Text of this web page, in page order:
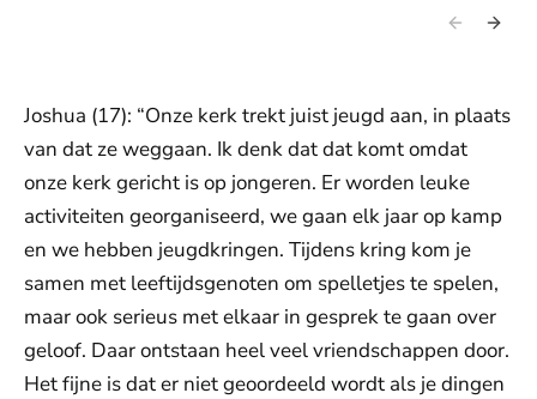
Joshua (17): “Onze kerk trekt juist jeugd aan, in plaats
van dat ze weggaan. Ik denk dat dat komt omdat
onze kerk gericht is op jongeren. Er worden leuke
activiteiten georganiseerd, we gaan elk jaar op kamp
en we hebben jeugdkringen. Tijdens kring kom je
samen met leeftijdsgenoten om spelletjes te spelen,
maar ook serieus met elkaar in gesprek te gaan over
geloof. Daar ontstaan heel veel vriendschappen door.
Het fijne is dat er niet geoordeeld wordt als je dingen